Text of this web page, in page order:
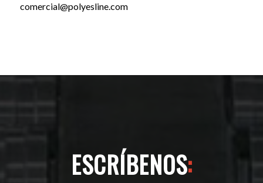
comercial@polyesline.com
ESCRÍBENOS: